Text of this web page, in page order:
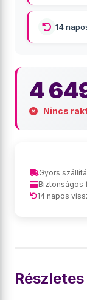
14
4
Nincs
Gyors
Biztonságos
14 napos